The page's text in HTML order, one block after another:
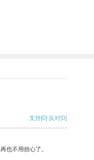
支持[0] 反对[0]
也不用担心了。